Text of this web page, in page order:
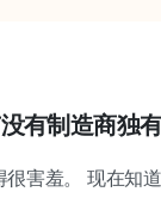
有制造商独
害羞。 现在知